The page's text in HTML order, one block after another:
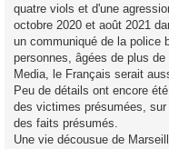
quatre viols et d'une
octobre 2020 et août 2021
un communiqué de la police
personnes, âgées de plus
Media, le Français serait
Peu de détails ont encore
des victimes présumées,
des faits présumés.
Une vie décousue de